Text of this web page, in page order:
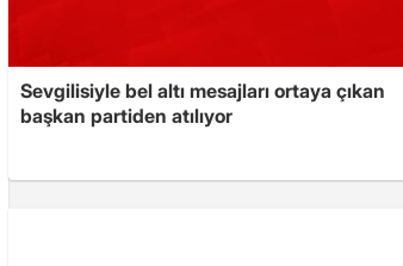
Sevgilisiyle bel altı mesajları ortaya çıkan
başkan partiden atılıyor